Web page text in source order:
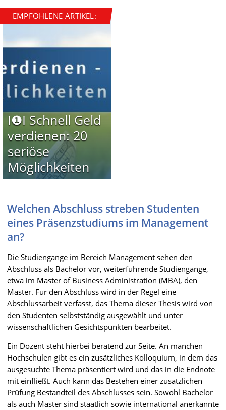
EMPFOHLENE ARTIKEL:
I❶I Schnell Geld
verdienen: 20
seriöse
Möglichkeiten
Welchen Abschluss streben Studenten
eines Präsenzstudiums im Management
an?
Die Studiengänge im Bereich Management sehen den
Abschluss als Bachelor vor, weiterführende Studiengänge,
etwa im Master of Business Administration (MBA), den
Master. Für den Abschluss wird in der Regel eine
Abschlussarbeit verfasst, das Thema dieser Thesis wird von
den Studenten selbstständig ausgewählt und unter
wissenschaftlichen Gesichtspunkten bearbeitet.
Ein Dozent steht hierbei beratend zur Seite. An manchen
Hochschulen gibt es ein zusätzliches Kolloquium, in dem das
ausgesuchte Thema präsentiert wird und das in die Endnote
mit einfließt. Auch kann das Bestehen einer zusätzlichen
Prüfung Bestandteil des Abschlusses sein. Sowohl Bachelor
als auch Master sind staatlich sowie international anerkannte